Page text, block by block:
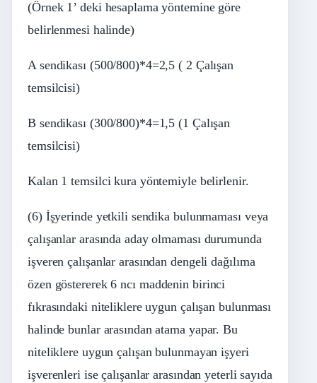
(Örnek 1’ deki hesaplama yöntemine göre
belirlenmesi halinde)
A sendikası (500/800)*4=2,5 ( 2 Çalışan
temsilcisi)
B sendikası (300/800)*4=1,5 (1 Çalışan
temsilcisi)
Kalan 1 temsilci kura yöntemiyle belirlenir.
(6) İşyerinde yetkili sendika bulunmaması veya
çalışanlar arasında aday olmaması durumunda
işveren çalışanlar arasından dengeli dağılıma
özen göstererek 6ncımaddenin birinci
fıkrasındaki niteliklere uygun çalışan bulunması
halinde bunlar arasından atama yapar. Bu
niteliklere uygun çalışan bulunmayan işyeri
işverenleri ise çalışanlar arasından yeterli sayıda